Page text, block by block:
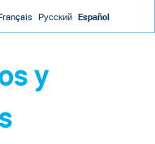
Русский Español
y